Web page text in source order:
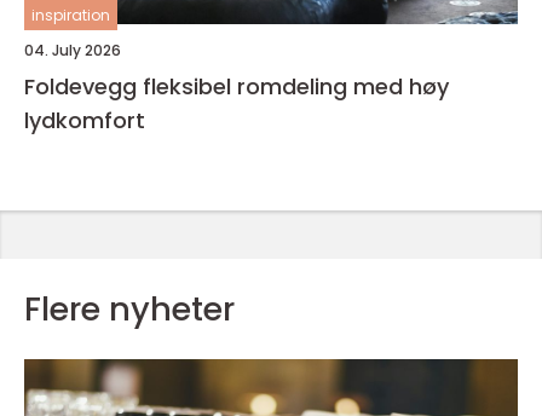
inspiration
04. July 2026
Foldevegg fleksibel romdeling med høy
lydkomfort
Flere nyheter